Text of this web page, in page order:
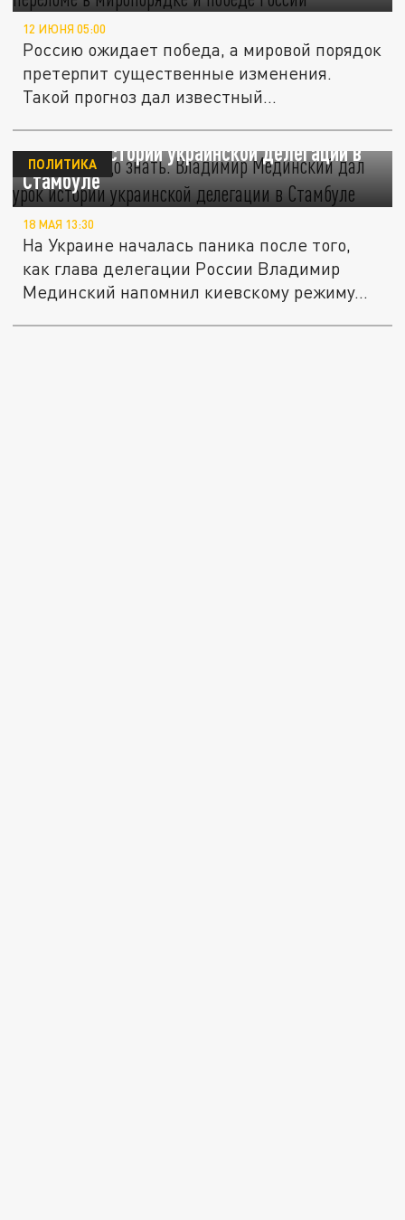
12 ИЮНЯ 05:00
Россию ожидает победа, а мировой порядок
претерпит существенные изменения.
Такой прогноз дал известный...
Русских надо знать. Владимир Мединский
дал урок истории украинской делегации в
Стамбуле
ПОЛИТИКА
18 МАЯ 13:30
На Украине началась паника после того,
как глава делегации России Владимир
Мединский напомнил киевскому режиму...